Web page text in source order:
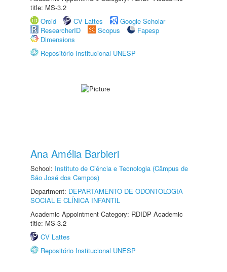
title: MS-3.2
Orcid
CV Lattes
Google Scholar
ResearcherID
Scopus
Fapesp
Dimensions
Repositório Institucional UNESP
Ana Amélia Barbieri
School: Instituto de Ciência e Tecnologia (Câmpus de
São José dos Campos)
Department: DEPARTAMENTO DE ODONTOLOGIA
SOCIAL E CLÍNICA INFANTIL
Academic Appointment Category: RDIDP Academic
title: MS-3.2
CV Lattes
Repositório Institucional UNESP